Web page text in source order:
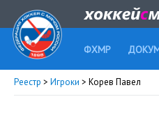
ФХМР
Реестр > Игроки > Корев Павел